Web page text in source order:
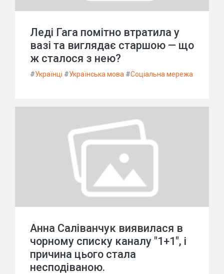
Леді Гага помітно втратила у
вазі та виглядає старшою — що
ж сталося з нею?
#Українці #Українська мова #Соціальна мережа
Анна Саліванчук виявилася в
чорному списку каналу "1+1", і
причина цього стала
несподіваною.